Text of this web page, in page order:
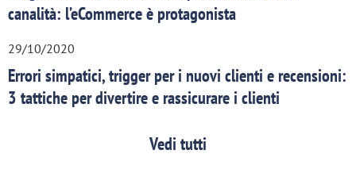
canalità: l’eCommerce è protagonista
29/10/2020
Errori simpatici, trigger per i nuovi clienti e recensioni:
3 tattiche per divertire e rassicurare i clienti
Vedi tutti